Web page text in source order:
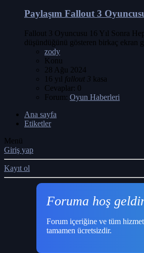
Paylaşım Fallout 3
Fallout 3 Oyuncusu 16 Yıl Sonra
düşündüğünü gösteren birkaç ekran
zody
Konu
28 Ağu 2024
16 yıl fallout 3 kasa
Cevaplar: 0
Forum: Oyun Haberleri
Ana sayfa
Etiketler
Menü
Giriş yap
Kayıt ol
Foruma hoş
Forum içeriğine ve tüm
tamamen ücretsizdir.